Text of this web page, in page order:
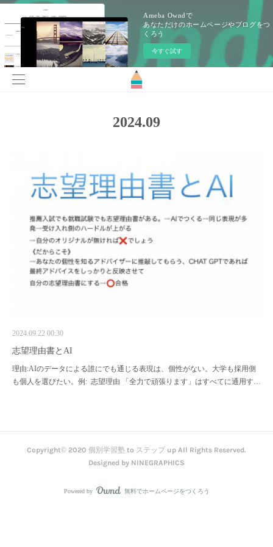
Ameba Owndで
あなただけのホームページやブログをつ
くろう
今すぐ試す
2024.09
2024.09.22 00:30
志望理由書とAI
理由:AIのデータによる誰にでも通じる表現は、個性がない。大学も採用側
も個人を選びたい。例: 志望理由 「全力で頑張ります」はすべてに通用す…
Copyright© 2020 個別学習塾 to ステップ up All Rights Reserved.
Designed by NINEGRAPHICS
Powered by AmebaOwnd
無料でホームページをつくろう